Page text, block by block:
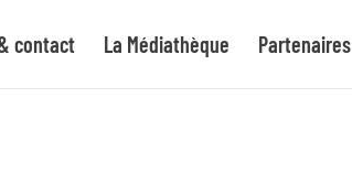
contact La Médiathèque Partenaires